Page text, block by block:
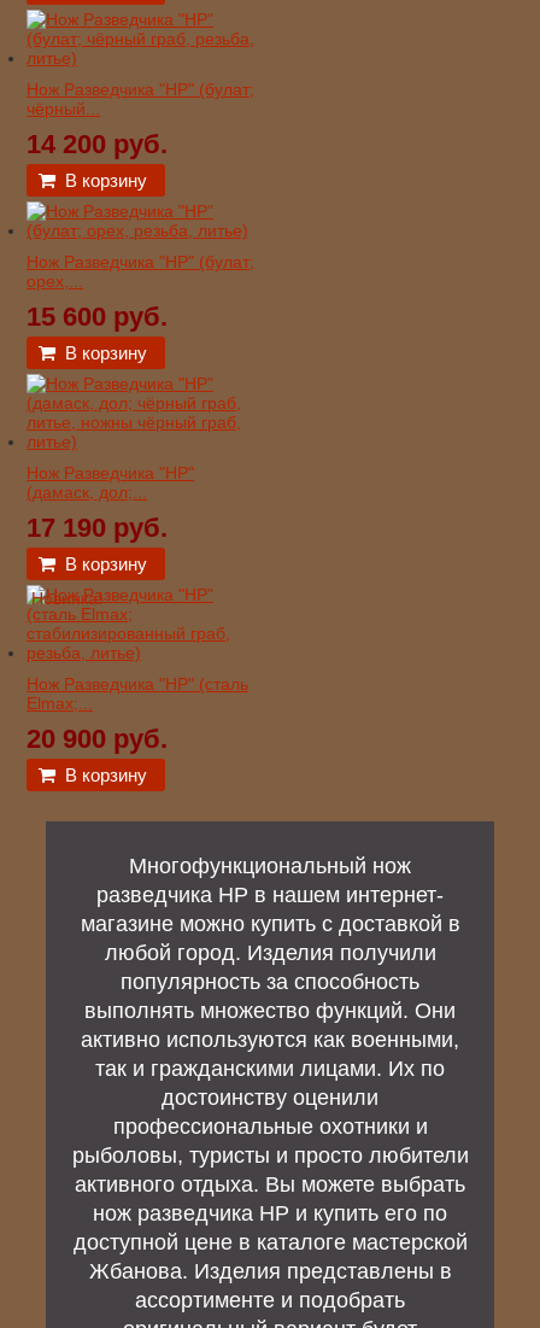
Нож Разведчика "НР" (булат;
чёрный...
14 200 руб.
В корзину
Нож Разведчика "НР" (булат;
орех,...
15 600 руб.
В корзину
Нож Разведчика "НР"
(дамаск, дол;...
17 190 руб.
В корзину
Новинка!
Нож Разведчика "НР" (сталь
Elmax;...
20 900 руб.
В корзину
Многофункциональный нож
разведчика НР в нашем интернет-
магазине можно купить с доставкой в
любой город. Изделия получили
популярность за способность
выполнять множество функций. Они
активно используются как военными,
так и гражданскими лицами. Их по
достоинству оценили
профессиональные охотники и
рыболовы, туристы и просто любители
активного отдыха. Вы можете выбрать
нож разведчика НР и купить его по
доступной цене в каталоге мастерской
Жбанова. Изделия представлены в
ассортименте и подобрать